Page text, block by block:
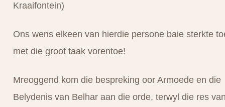
Kraaifontein)
Ons wens elkeen van hierdie persone baie sterkte
met die groot taak vorentoe!
Mreoggend kom die bespreking oor Armoede en die
Belydenis van Belhar aan die orde, terwyl die res